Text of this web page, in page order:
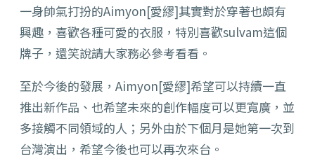
一身帥氣打扮的Aimyon[愛繆]其實對於穿著也頗有
興趣， 喜歡各種可愛的衣服，特別喜歡sulvam這個
牌子， 還笑說請大家務必參考看看。
至於今後的發展，Aimyon[愛繆]希望可以持續一直
推出新作品、也希望未來的創作幅度可以更寬廣， 並
多接觸不同領域的人； 另外由於下個月是她第一次到
台灣演出， 希望今後也可以再次來台。